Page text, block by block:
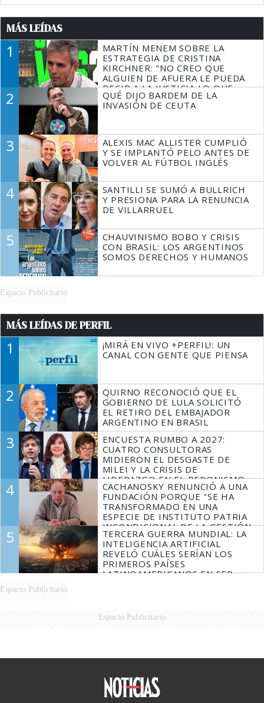
MÁS LEÍDAS
1
MARTÍN MENEM SOBRE LA
ESTRATEGIA DE CRISTINA
KIRCHNER: "NO CREO QUE
ALGUIEN DE AFUERA LE PUEDA
DECIR A LA JUSTICIA LO QUE
TIENE QUE HACER"
2
QUÉ DIJO BARDEM DE LA
INVASIÓN DE CEUTA
3
ALEXIS MAC ALLISTER CUMPLIÓ
Y SE IMPLANTÓ PELO ANTES DE
VOLVER AL FÚTBOL INGLÉS
4
SANTILLI SE SUMÓ A BULLRICH
Y PRESIONA PARA LA RENUNCIA
DE VILLARRUEL
5
CHAUVINISMO BOBO Y CRISIS
CON BRASIL: LOS ARGENTINOS
SOMOS DERECHOS Y HUMANOS
Espacio Publicitario
MÁS LEÍDAS DE PERFIL
1
¡MIRÁ EN VIVO +PERFIL!: UN
CANAL CON GENTE QUE PIENSA
2
QUIRNO RECONOCIÓ QUE EL
GOBIERNO DE LULA SOLICITÓ
EL RETIRO DEL EMBAJADOR
ARGENTINO EN BRASIL
3
ENCUESTA RUMBO A 2027:
CUATRO CONSULTORAS
MIDIERON EL DESGASTE DE
MILEI Y LA CRISIS DE
LIDERAZGO EN EL PERONISMO
4
CACHANOSKY RENUNCIÓ A UNA
FUNDACIÓN PORQUE "SE HA
TRANSFORMADO EN UNA
ESPECIE DE INSTITUTO PATRIA
INCONDICIONAL DE LA GESTIÓN
DE MILEI"
5
TERCERA GUERRA MUNDIAL: LA
INTELIGENCIA ARTIFICIAL
REVELÓ CUÁLES SERÍAN LOS
PRIMEROS PAÍSES
LATINOAMERICANOS EN SER
Espacio Publicitario
Espacio Publicitario